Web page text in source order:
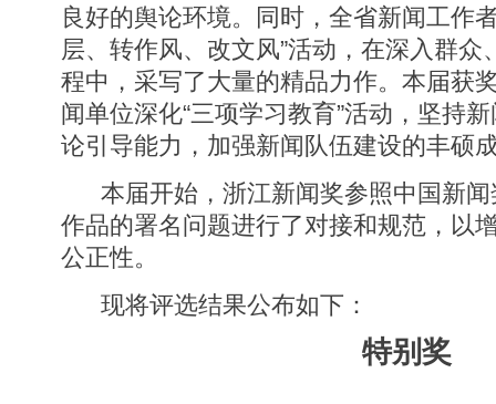
良好的舆论环境。同时，全省新闻工作
层、转作风、改文风”活动，在深入群
程中，采写了大量的精品力作。本届获
闻单位深化“三项学习教育”活动，坚持
论引导能力，加强新闻队伍建设的丰硕
本届开始，浙江新闻奖参照中国新闻
作品的署名问题进行了对接和规范，以
公正性。
现将评选结果公布如下：
特别奖